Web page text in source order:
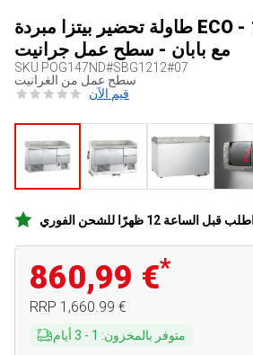
طاولة تحضير بيتزا مبردة ECO - 1400x700 mm -
مع بابان - سطح عمل جرانيت
SKU POG147ND#SBG1212#07
سطح عمل من الغرانيت
قيم الآن
860,99 €*
RRP ‏1,660.99 €
متوفر بالمخزون:
1
-
3 أيام